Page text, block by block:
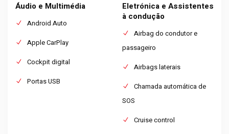
Áudio e Multimédia
Android Auto
Apple CarPlay
Cockpit digital
Portas USB
Eletrónica e Assistentes
à condução
Airbag do condutor e
passageiro
Airbags laterais
Chamada automática de
SOS
Cruise control